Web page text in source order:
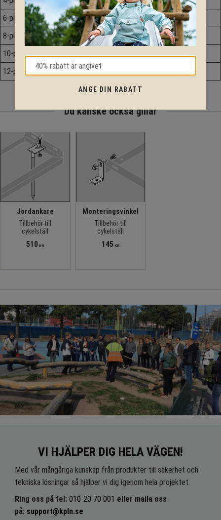
6-platser
2550 mm
48,0 kg
8-platser
3400 mm
62,8 kg
10-platser
4250 mm
79,4 kg
12-platser
5100 mm
Du kanske också gillar
Jordankare
Tillbehör till
cykelställ
510 KR
Monteringsvinkel
Tillbehör till
cykelställ
145 KR
VI HJÄLPER DIG HELA VÄGEN!
Med vår mångåriga kunskap från produkter till säkerhet och
tekniska lösningar så hjälper vi dig igenom hela projektet.
Ring oss på tel: 010-20 70 001 eller maila oss
på: support@kpln.se
ANGE DIN RABATT